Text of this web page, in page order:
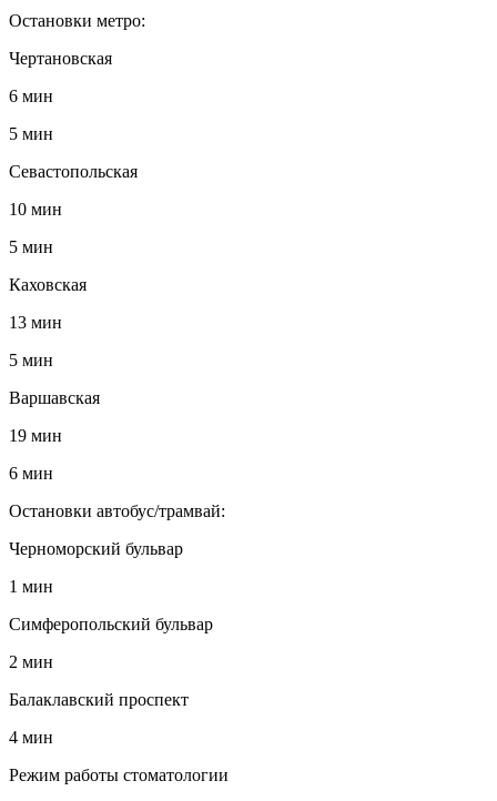
Остановки метро:
Чертановская
6 мин
5 мин
Севастопольская
10 мин
5 мин
Каховская
13 мин
5 мин
Варшавская
19 мин
6 мин
Остановки автобус/трамвай:
Черноморский бульвар
1 мин
Симферопольский бульвар
2 мин
Балаклавский проспект
4 мин
Режим работы стоматологии